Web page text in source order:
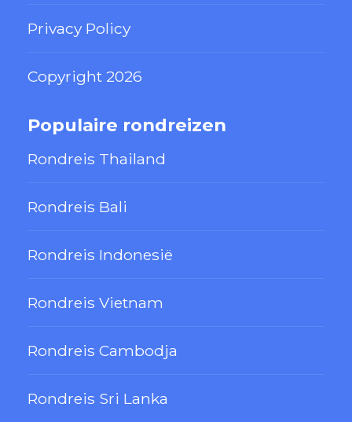
Privacy Policy
Copyright 2026
Populaire rondreizen
Rondreis Thailand
Rondreis Bali
Rondreis Indonesië
Rondreis Vietnam
Rondreis Cambodja
Rondreis Sri Lanka